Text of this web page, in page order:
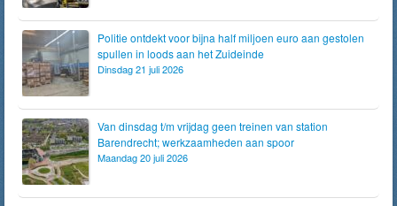
Politie ontdekt voor bijna half miljoen euro aan gestolen
spullen in loods aan het Zuideinde
Dinsdag 21 juli 2026
Van dinsdag t/m vrijdag geen treinen van station
Barendrecht; werkzaamheden aan spoor
Maandag 20 juli 2026